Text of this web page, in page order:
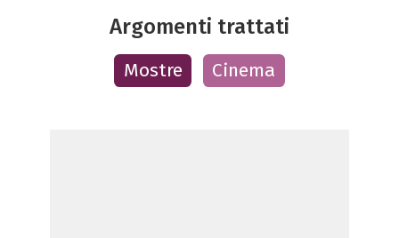
Argomenti trattati
Mostre Cinema